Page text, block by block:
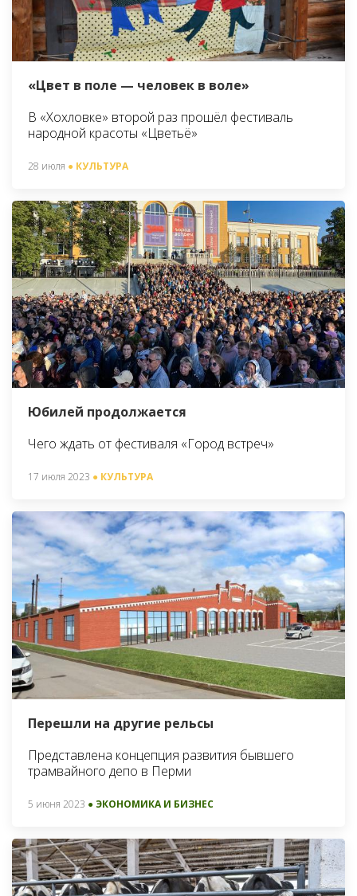
«Цвет в поле — человек в воле»
В «Хохловке» второй раз прошёл фестиваль
народной красоты «Цветьё»
28 июля ● КУЛЬТУРА
Юбилей продолжается
Чего ждать от фестиваля «Город встреч»
17 июля 2023 ● КУЛЬТУРА
Перешли на другие рельсы
Представлена концепция развития бывшего
трамвайного депо в Перми
5 июня 2023 ● ЭКОНОМИКА И БИЗНЕС